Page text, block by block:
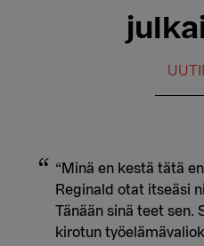
“Minä en kestä tätä
Reginald otat itseäsi
Tänään sinä teet sen.
kirotun